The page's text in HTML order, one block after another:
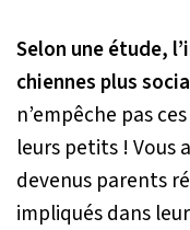
Selon une étude,
chiennes plus
n’empêche pas
leurs petits ! Vous
devenus parents
impliqués dans